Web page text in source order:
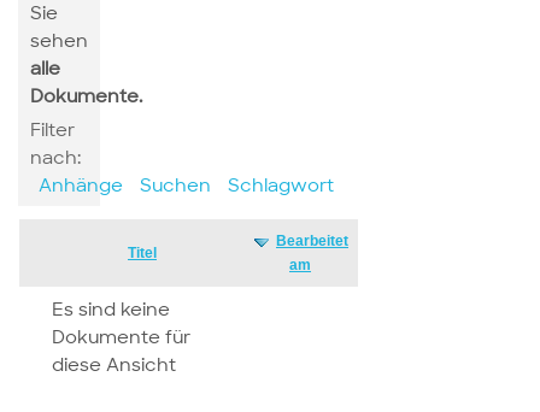
Sie
sehen
alle
Dokumente.
Filter
nach:
Anhänge
Suchen Schlagwort
Titel
Bearbeitet
am
Es sind keine
Dokumente für
diese Ansicht